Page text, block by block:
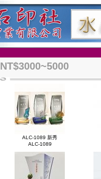
NT$3000~5000
ALC-1089 新秀
ALC-1089